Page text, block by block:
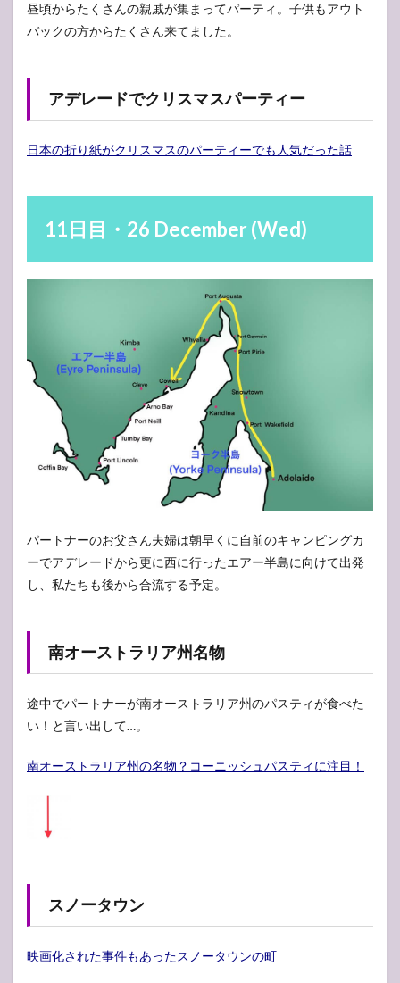
昼頃からたくさんの親戚が集まってパーティ。子供もアウト
バックの方からたくさん来てました。
アデレードでクリスマスパーティー
日本の折り紙がクリスマスのパーティーでも人気だった話
11日目・26 December (Wed)
パートナーのお父さん夫婦は朝早くに自前のキャンピングカ
ーでアデレードから更に西に行ったエアー半島に向けて出発
し、私たちも後から合流する予定。
南オーストラリア州名物
途中でパートナーが南オーストラリア州のパスティが食べた
い！と言い出して…。
南オーストラリア州の名物？コーニッシュパスティに注目！
スノータウン
映画化された事件もあったスノータウンの町